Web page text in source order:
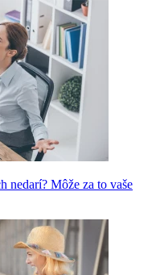
nedarí? Môže za to vaše